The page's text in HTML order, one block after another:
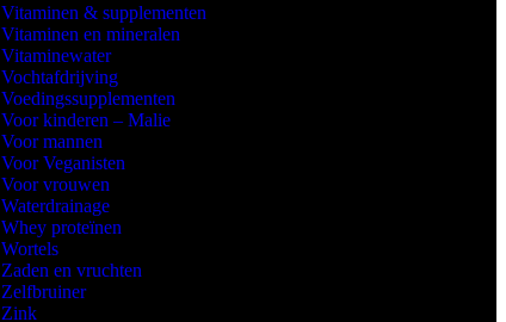
Vitaminen & supplementen
Vitaminen en mineralen
Vitaminewater
Vochtafdrijving
Voedingssupplementen
Voor kinderen – Malie
Voor mannen
Voor Veganisten
Voor vrouwen
Waterdrainage
Whey proteïnen
Wortels
Zaden en vruchten
Zelfbruiner
Zink